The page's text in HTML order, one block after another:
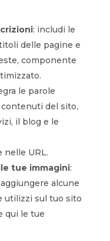
: includi le
delle pagine e
componente
le parole
del sito,
il blog e le
nelle URL.
tue immagini:
alcune
utilizzi sul tuo sito
qui le tue